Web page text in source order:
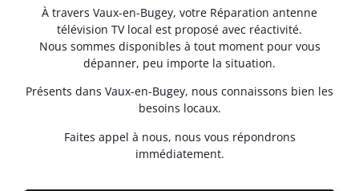
À travers Vaux-en-Bugey, votre Réparation antenne
télévision TV local est proposé avec réactivité.
Nous sommes disponibles à tout moment pour vous
dépanner, peu importe la situation.
Présents dans Vaux-en-Bugey, nous connaissons bien les
besoins locaux.
Faites appel à nous, nous vous répondrons
immédiatement.